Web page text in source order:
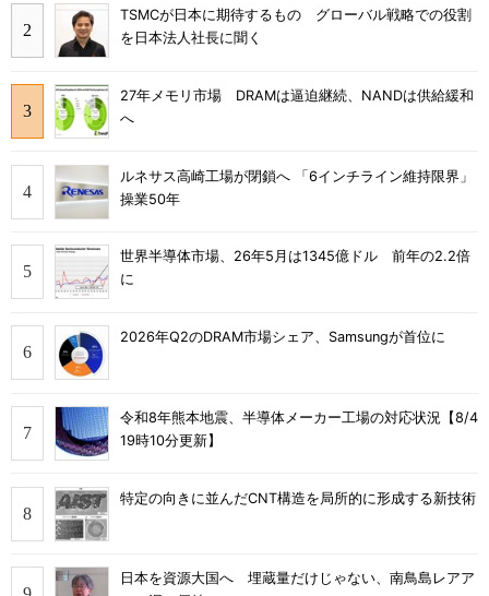
TSMCが日本に期待するもの グローバル戦略での役割
を日本法人社長に聞く
27年メモリ市場 DRAMは逼迫継続、NANDは供給緩和
へ
ルネサス高崎工場が閉鎖へ 「6インチライン維持限界」
操業50年
世界半導体市場、26年5月は1345億ドル 前年の2.2倍
に
2026年Q2のDRAM市場シェア、Samsungが首位に
令和8年熊本地震、半導体メーカー工場の対応状況【8/4
19時10分更新】
特定の向きに並んだCNT構造を局所的に形成する新技術
日本を資源大国へ 埋蔵量だけじゃない、南鳥島レアア